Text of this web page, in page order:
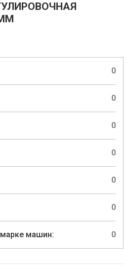
0
0
0
0
0
0
машин: 0